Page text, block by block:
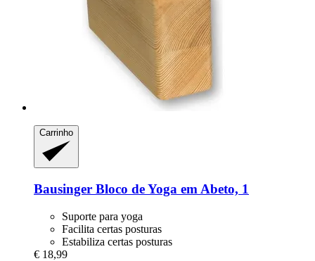
Carrinho
Bausinger Bloco de Yoga em Abeto, 1
Suporte para yoga
Facilita certas posturas
Estabiliza certas posturas
€ 18,99